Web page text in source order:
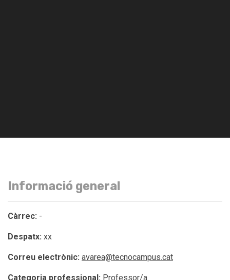
Informació general
Càrrec: -
Despatx: xx
Correu electrònic: avarea@tecnocampus.cat
Categoria professional: Professor/a